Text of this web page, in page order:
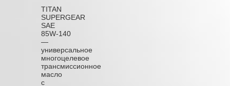
TITAN
SUPERGEAR
SAE
85W‑140
—
универсальное
многоцелевое
трансмиссионное
масло
с